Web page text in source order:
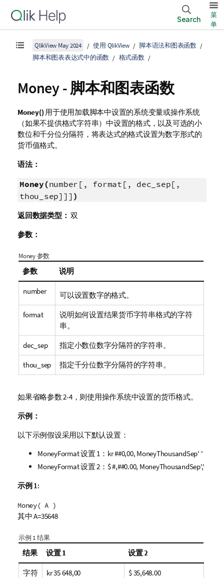
Search
菜
单
QlikView May 2024 使用 QlikView
脚本语法和图表函数
脚本和图表表达式中的函数
格式函数
Money - 脚本和图表函数
Money() 用于使用加载脚本中设置的系统变量或操作系统
（如果不提供格式字符串）中设置的格式，以及可选的小
数位和千分位分隔符，将表达式的格式设置为数字形式的
货币值格式。
语法：
Money(number[, format[, dec_sep[,
thou_sep]]] )
返回数据类型： 双
参数：
Money 参数
参数 说明
number 可以设置数字的格式。
format
说明如何设置结果货币字符串格式的字符
串。
dec_sep 指定小数位数字分隔符的字符串。
thou_sep 指定千分位数字分隔符的字符串。
如果省略参数 2-4，则使用操作系统中设置的货币格式。
示例：
以下示例假设采用以下默认设置：
MoneyFormat 设置 1： kr ##0,00, MoneyThousandSep' '
MoneyFormat 设置 2： $ #,##0.00, MoneyThousandSep','
示例 1:
Money( A )
其中 A=35648
示例 1 结果
结果 设置 1 设置 2
字符
kr 35 648,00 $ 35,648.00